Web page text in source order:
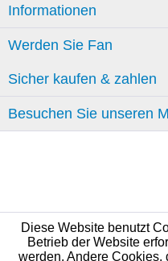
Informationen
Werden Sie Fan
Sicher kaufen & zahlen
Besuchen Sie unseren
Diese Website benutzt
Betrieb der Website
werden. Andere Cookies,